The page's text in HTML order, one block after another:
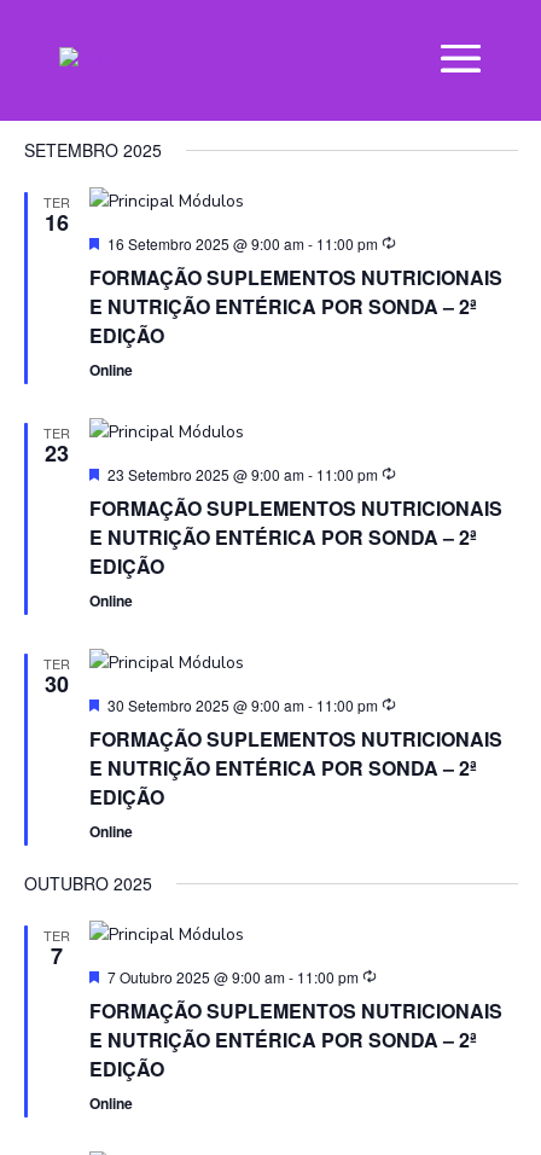
date.
SETEMBRO 2025
TER
16
Featured
16 Setembro 2025 @ 9:00 am- 11:00 pm
FORMAÇÃO SUPLEMENTOS NUTRICIONAIS
E NUTRIÇÃO ENTÉRICA POR SONDA – 2ª
EDIÇÃO
Online
TER
23
Featured
23 Setembro 2025 @ 9:00 am- 11:00 pm
FORMAÇÃO SUPLEMENTOS NUTRICIONAIS
E NUTRIÇÃO ENTÉRICA POR SONDA – 2ª
EDIÇÃO
Online
TER
30
Featured
30 Setembro 2025 @ 9:00 am- 11:00 pm
FORMAÇÃO SUPLEMENTOS NUTRICIONAIS
E NUTRIÇÃO ENTÉRICA POR SONDA – 2ª
EDIÇÃO
Online
OUTUBRO 2025
TER
7
Featured
7 Outubro 2025 @ 9:00 am- 11:00 pm
FORMAÇÃO SUPLEMENTOS NUTRICIONAIS
E NUTRIÇÃO ENTÉRICA POR SONDA – 2ª
EDIÇÃO
Online